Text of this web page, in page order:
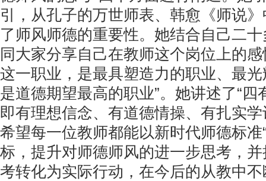
引，从孔子的万世师表、韩愈《师说
了师风师德的重要性。她结合自己二
同大家分享自己在教师这个岗位上的
这一职业，是最具塑造力的职业、最
是道德期望最高的职业”。她讲述了“四
即有理想信念、有道德情操、有扎实
希望每一位教师都能以新时代师德标准
标，提升对师德师风的进一步思考，
考转化为实际行动，在今后的从教中